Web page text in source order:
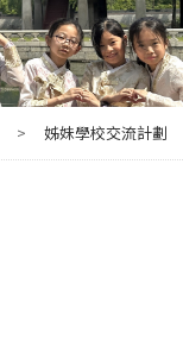
> 姊妹學校交流計劃